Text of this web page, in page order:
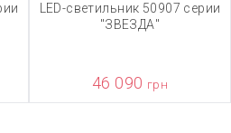
LED-светильник 50907 серии
"ЗВЕЗДА"
46 090 грн